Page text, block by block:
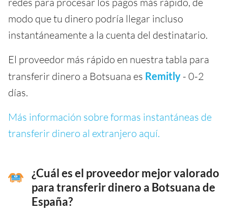
modo que tu dinero podría llegar incluso
instantáneamente a la cuenta del destinatario.
El proveedor más rápido en nuestra tabla para
transferir dinero a Botsuana es Remitly - 0-2
días.
Más información sobre formas instantáneas de
transferir dinero al extranjero aquí.
¿Cuál es el proveedor mejor valorado
para transferir dinero a Botsuana de
España?